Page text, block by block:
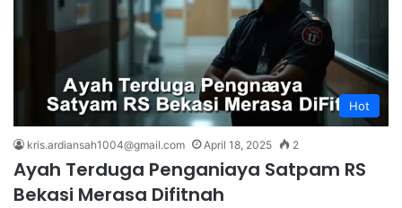
Hot
kris.ardiansah1004@gmail.com April 18, 2025 2
Ayah Terduga Penganiaya Satpam RS
Bekasi Merasa Difitnah